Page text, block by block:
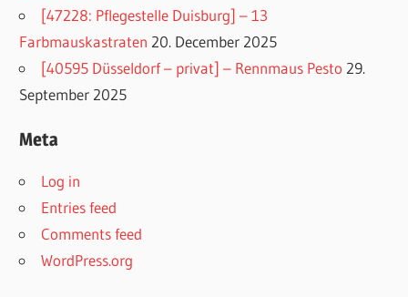
[47228: Pflegestelle Duisburg] – 13
Farbmauskastraten 20. December 2025
[40595 Düsseldorf – privat] – Rennmaus Pesto 29.
September 2025
Meta
Log in
Entries feed
Comments feed
WordPress.org